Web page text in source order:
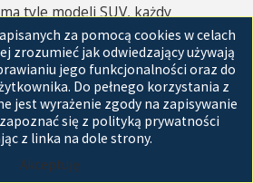
tyle modeli SUV, każdy
ma 2 modele i oba w
rynek-w-liczbach/r ...
za pomocą cookies w celach
zrozumieć jak odwiedzający używają
jego funkcjonalności oraz do
Do pełnego korzystania z
jest wyrażenie zgody na zapisywanie
się z polityką prywatności
z linka na dole strony.
Akceptuję